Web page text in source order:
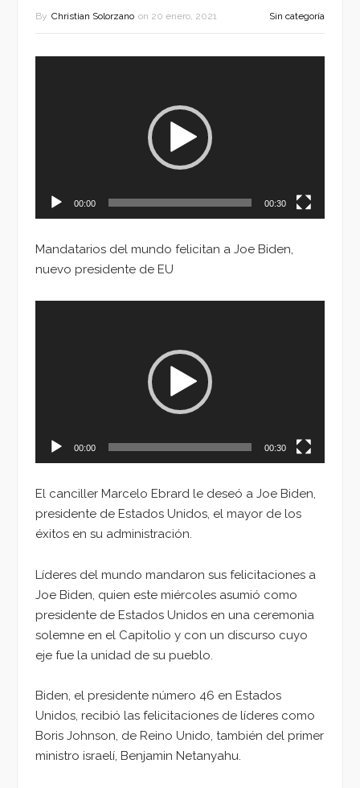
By Christian Solorzano on 20 enero, 2021 Sin categoría
00:00 00:30
Mandatarios del mundo felicitan a Joe Biden,
nuevo presidente de EU
00:00 00:30
El canciller Marcelo Ebrard le deseó a Joe Biden,
presidente de Estados Unidos, el mayor de los
éxitos en su administración.
Líderes del mundo mandaron sus felicitaciones a
Joe Biden, quien este miércoles asumió como
presidente de Estados Unidos en una ceremonia
solemne en el Capitolio y con un discurso cuyo
eje fue la unidad de su pueblo.
Biden, el presidente número 46 en Estados
Unidos, recibió las felicitaciones de líderes como
Boris Johnson, de Reino Unido, también del primer
ministro israelí, Benjamin Netanyahu.